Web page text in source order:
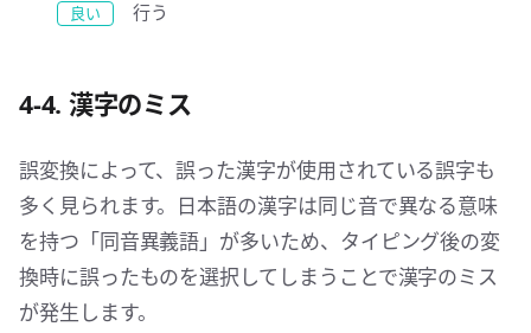
行う
4-4. 漢字のミス
誤変換によって、誤った漢字が使用されている誤字も
多く見られます。日本語の漢字は同じ音で異なる意味
を持つ「同音異義語」が多いため、タイピング後の変
換時に誤ったものを選択してしまうことで漢字のミス
が発生します。